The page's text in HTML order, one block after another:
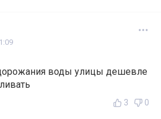
воды улицы дешевле
3 0